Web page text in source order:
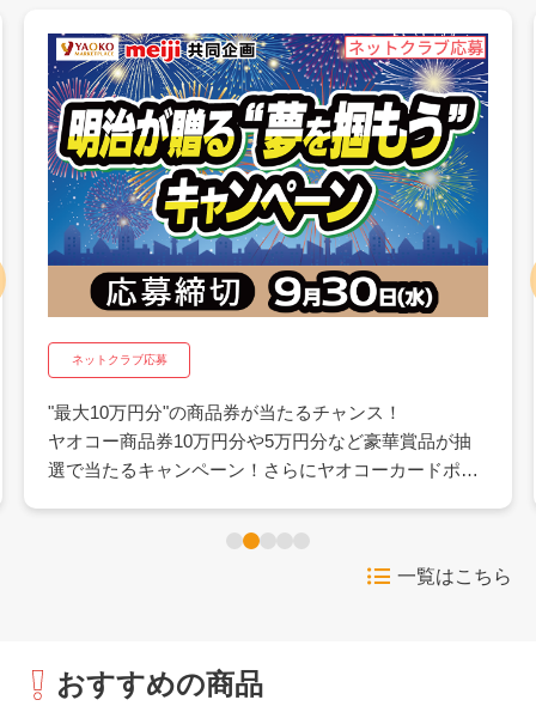
ネットクラブ応募
"最大10万円分"の商品券が当たるチャンス！
ヤオコー商品券10万円分や5万円分など豪華賞品が抽
選で当たるキャンペーン！さらにヤオコーカードポイ
一覧はこちら
おすすめの商品